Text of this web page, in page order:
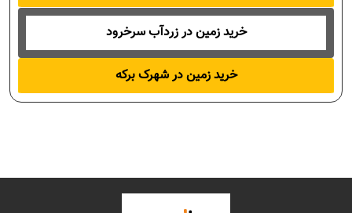
خرید زمین در زردآب سرخرود
خرید زمین در شهرک برکه